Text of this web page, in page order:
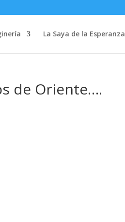
La Saya de la Esperanza
de Oriente….